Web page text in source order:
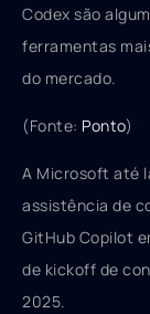
Codex são
ferramentas
do mercado.
(Fonte: Ponto)
A Microsoft até
assistência de
GitHub Copilot
de kickoff de
2025.